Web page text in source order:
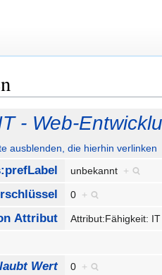
- Web-
ausblenden, die hierhin verlinken
unbekannt +
0 +
Attribut Attribut:Fähigkeit:
Wert 0 +